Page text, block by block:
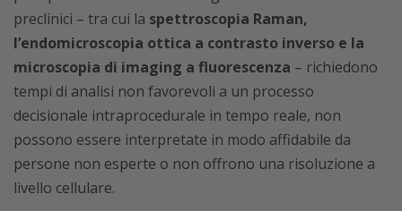
preclinici – tra cui la spettroscopia Raman,
l’endomicroscopia ottica a contrasto inverso e la
microscopia di imaging a fluorescenza – richiedono
tempi di analisi non favorevoli a un processo
decisionale intraprocedurale in tempo reale, non
possono essere interpretate in modo affidabile da
persone non esperte o non offrono una risoluzione a
livello cellulare.